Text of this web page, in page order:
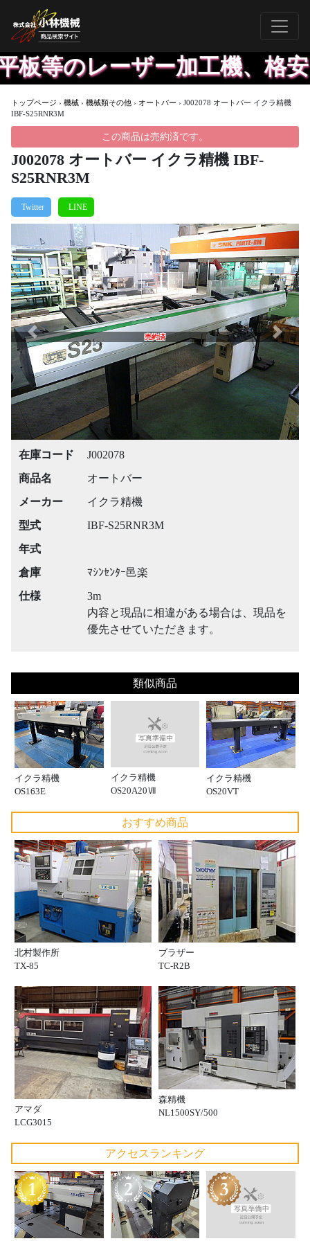
レーザー加工機、格安
トップページ › 機械 › 機械類その他 › オートバー › J002078 オートバー イクラ精機
IBF-S25RNR3M
この商品は売約済です。
J002078 オートバー イクラ精機 IBF-
S25RNR3M
売約済
Previous Next
在庫コード
J002078
商品名
オートバー
メーカー
イクラ精機
型式
IBF-S25RNR3M
年式
倉庫
ﾏｼﾝｾﾝﾀｰ邑楽
仕様
3m
内容と現品に相違がある場合は、現品を
優先させていただきます。
類似商品
イクラ精機
OS163E
イクラ精機
OS20A20Ⅶ
イクラ精機
OS20VT
おすすめ商品
北村製作所
TX-85
ブラザー
TC-R2B
アマダ
LCG3015
森精機
NL1500SY/500
アクセスランキング